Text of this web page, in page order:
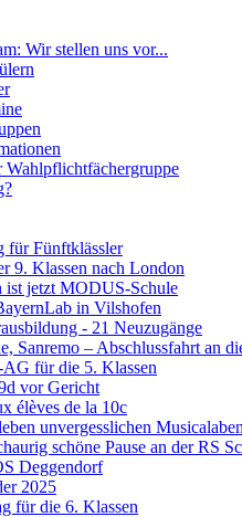
Wir stellen uns vor...
Wahlpflichtfächergruppe
für Fünftklässler
9. Klassen nach London
ist jetzt MODUS-Schule
in Vilshofen
- 21 Neuzugänge
Sanremo – Abschlussfahrt an
AG für die 5. Klassen
vor Gericht
élèves de la 10c
unvergesslichen
schöne Pause an der RS
Deggendorf
2025
für die 6. Klassen